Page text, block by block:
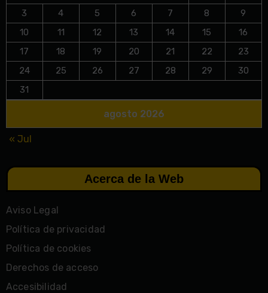
agosto 2026
3
4 5 6 7 8
9
10
11 12 13 14 15
16
17
18 19 20 21 22
23
24
25 26 27 28 29
30
31
« Jul
Acerca de la Web
Aviso Legal
Política de privacidad
Política de cookies
Derechos de acceso
Accesibilidad